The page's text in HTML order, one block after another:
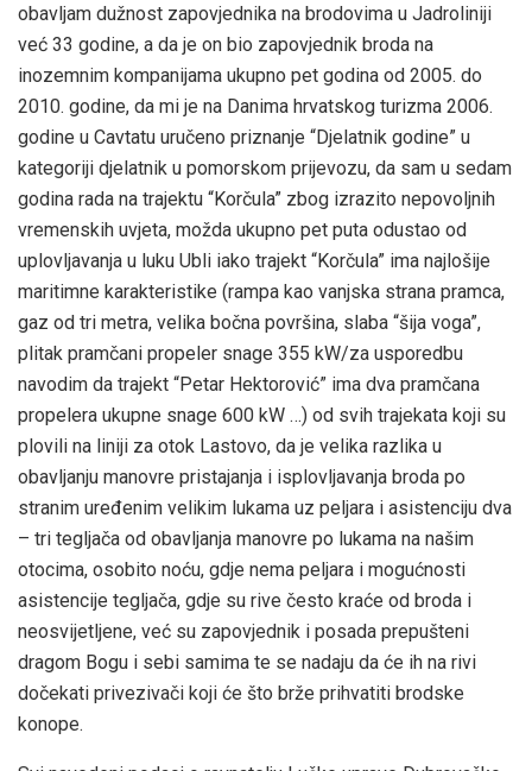
obavljam dužnost zapovjednika na brodovima u Jadroliniji
već 33 godine, a da je on bio zapovjednik broda na
inozemnim kompanijama ukupno pet godina od 2005. do
2010. godine, da mi je na Danima hrvatskog turizma 2006.
godine u Cavtatu uručeno priznanje “Djelatnik godine” u
kategoriji djelatnik u pomorskom prijevozu, da sam u sedam
godina rada na trajektu “Korčula” zbog izrazito nepovoljnih
vremenskih uvjeta, možda ukupno pet puta odustao od
uplovljavanja u luku Ubli iako trajekt “Korčula” ima najlošije
maritimne karakteristike (rampa kao vanjska strana pramca,
gaz od tri metra, velika bočna površina, slaba “šija voga”,
plitak pramčani propeler snage 355 kW/za usporedbu
navodim da trajekt “Petar Hektorović” ima dva pramčana
propelera ukupne snage 600 kW …) od svih trajekata koji su
plovili na liniji za otok Lastovo, da je velika razlika u
obavljanju manovre pristajanja i isplovljavanja broda po
stranim uređenim velikim lukama uz peljara i asistenciju dva
– tri tegljača od obavljanja manovre po lukama na našim
otocima, osobito noću, gdje nema peljara i mogućnosti
asistencije tegljača, gdje su rive često kraće od broda i
neosvijetljene, već su zapovjednik i posada prepušteni
dragom Bogu i sebi samima te se nadaju da će ih na rivi
dočekati privezivači koji će što brže prihvatiti brodske
konope.